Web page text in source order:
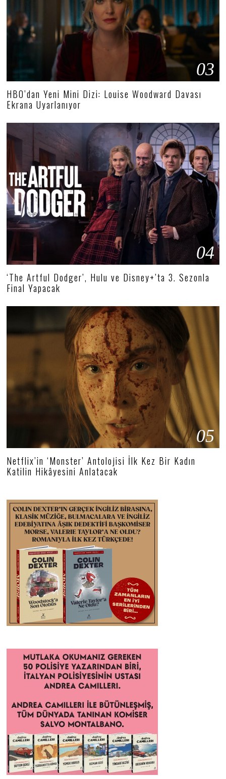
03
HBO’dan Yeni Mini Dizi: Louise Woodward Davası
Ekrana Uyarlanıyor
04
‘The Artful Dodger’, Hulu ve Disney+’ta 3. Sezonla
Final Yapacak
05
Netflix’in ‘Monster’ Antolojisi İlk Kez Bir Kadın
Katilin Hikâyesini Anlatacak